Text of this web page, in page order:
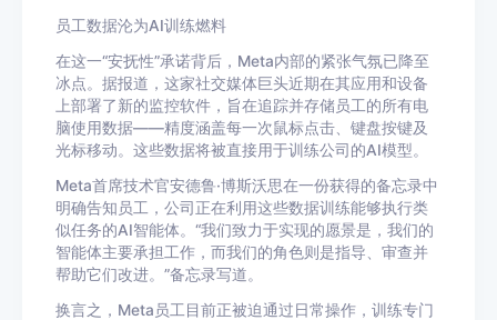
员工数据沦为AI训练燃料
在这一“安抚性”承诺背后，Meta内部的紧张气氛已降至
冰点。据报道，这家社交媒体巨头近期在其应用和设备
上部署了新的监控软件，旨在追踪并存储员工的所有电
脑使用数据——精度涵盖每一次鼠标点击、键盘按键及
光标移动。这些数据将被直接用于训练公司的AI模型。
Meta首席技术官安德鲁·博斯沃思在一份获得的备忘录中
明确告知员工，公司正在利用这些数据训练能够执行类
似任务的AI智能体。“我们致力于实现的愿景是，我们的
智能体主要承担工作，而我们的角色则是指导、审查并
帮助它们改进。”备忘录写道。
换言之，Meta员工目前正被迫通过日常操作，训练专门